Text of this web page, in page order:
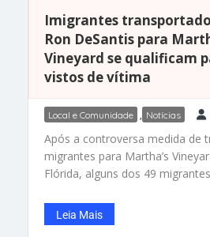
Imigrantes
Ron DeSantis para
Vineyard se qualificam
vistos de vítima
Local e Comunidade , Notícias
Após a controversa medida de
migrantes para Martha’s
Flórida, alguns dos 49
legalmente nos Estados Unidos
protegidos temporariamente
Leia Mais